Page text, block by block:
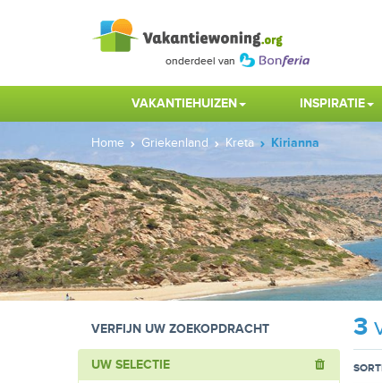
VAKANTIEHUIZEN INSPIRATIE
Home Griekenland Kreta Kirianna
VERFIJN UW ZOEKOPDRACHT 3
UW SELECTIE